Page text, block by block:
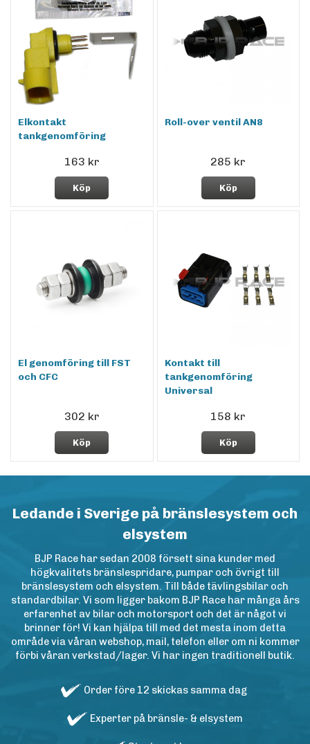
Elkontakt
tankgenomföring
163 kr
Köp
Roll-over ventil AN8
285 kr
Köp
El genomföring till FST
och CFC
302 kr
Köp
Kontakt till
tankgenomföring
Universal
158 kr
Köp
Ledande i Sverige på bränslesystem och
elsystem
BJP Race har sedan 2008 försett sina kunder med
högkvalitets bränslespridare, pumpar och övrigt till
bränslesystem och elsystem. Till både tävlingsbilar och
standardbilar. Vi som ligger bakom BJP Race har många års
erfarenhet av bilar och motorsport och det är något vi
brinner för! Vi kan hjälpa till med det mesta inom detta
område via våran webshop, mail, telefon eller om ni kommer
förbi våran verkstad/lager. Vi har ingen traditionell butik.
Order före 12 skickas samma dag
Experter på bränsle- & elsystem